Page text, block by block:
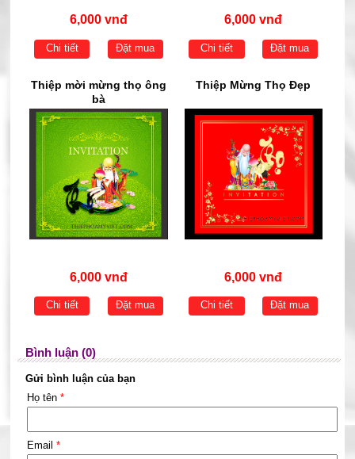
6,000 vnđ
Chi tiết Đặt mua
6,000 vnđ
Chi tiết Đặt mua
Thiệp mời mừng thọ ông
bà
6,000 vnđ
Chi tiết Đặt mua
Thiệp Mừng Thọ Đẹp
6,000 vnđ
Chi tiết Đặt mua
Bình luận (0)
Gửi bình luận của bạn
Họ tên *
Email *